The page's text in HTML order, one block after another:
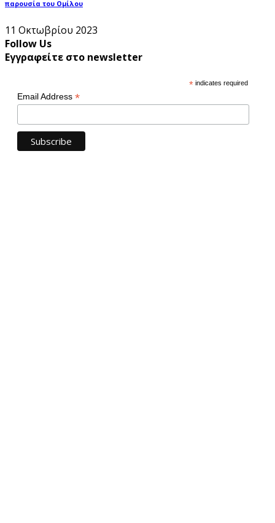
παρουσία του Ομίλου
11 Οκτωβρίου 2023
Follow Us
Εγγραφείτε στο newsletter
* indicates required
Email Address *